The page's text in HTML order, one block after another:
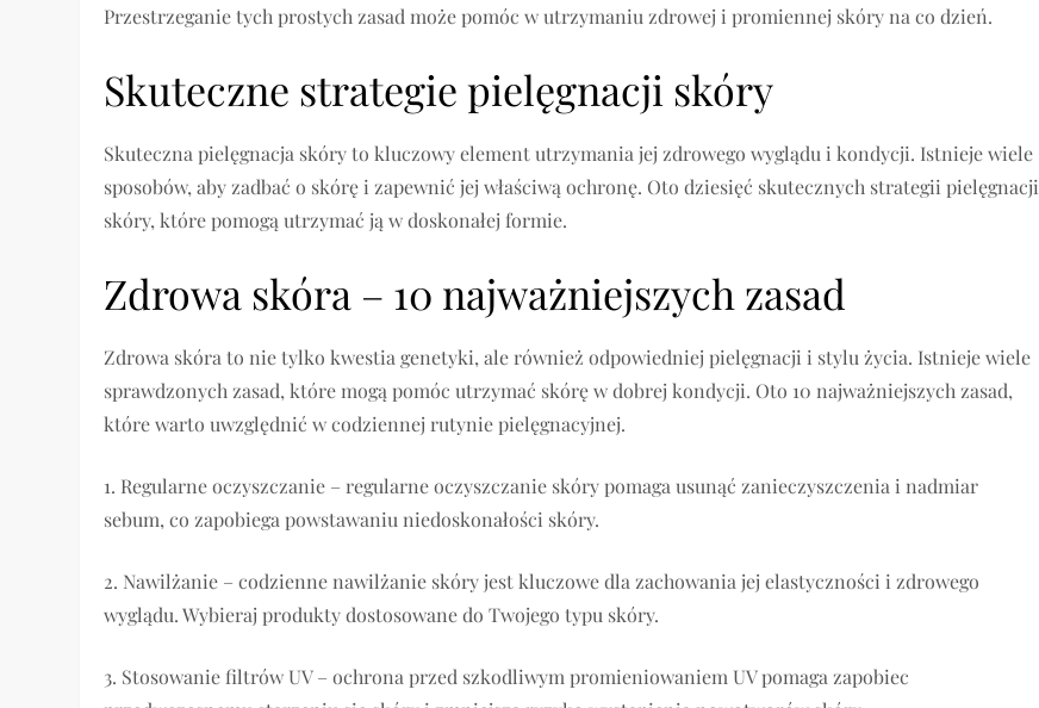
Przestrzeganie tych prostych zasad może pomóc w utrzymaniu zdrowej i promiennej skóry na co dzień.
Skuteczne strategie pielęgnacji skóry
Skuteczna pielęgnacja skóry to kluczowy element utrzymania jej zdrowego wyglądu i kondycji. Istnieje wiele
sposobów, aby zadbać o skórę i zapewnić jej właściwą ochronę. Oto dziesięć skutecznych strategii pielęgnacji
skóry, które pomogą utrzymać ją w doskonałej formie.
Zdrowa skóra – 10 najważniejszych zasad
Zdrowa skóra to nie tylko kwestia genetyki, ale również odpowiedniej pielęgnacji i stylu życia. Istnieje wiele
sprawdzonych zasad, które mogą pomóc utrzymać skórę w dobrej kondycji. Oto 10 najważniejszych zasad,
które warto uwzględnić w codziennej rutynie pielęgnacyjnej.
1. Regularne oczyszczanie – regularne oczyszczanie skóry pomaga usunąć zanieczyszczenia i nadmiar
sebum, co zapobiega powstawaniu niedoskonałości skóry.
2. Nawilżanie – codzienne nawilżanie skóry jest kluczowe dla zachowania jej elastyczności i zdrowego
wyglądu. Wybieraj produkty dostosowane do Twojego typu skóry.
3. Stosowanie filtrów UV – ochrona przed szkodliwym promieniowaniem UV pomaga zapobiec